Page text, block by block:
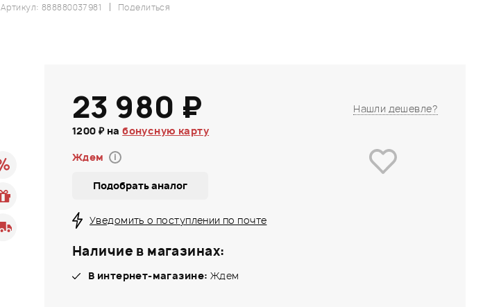
Поделиться
Артикул: 888880037981
23 980 ₽
1200 ₽ набонусную карту
Нашли дешевле?
Ждем i
Подобрать аналог
Уведомить о поступлении по почте
Наличие в магазинах:
В интернет-магазине: Ждем